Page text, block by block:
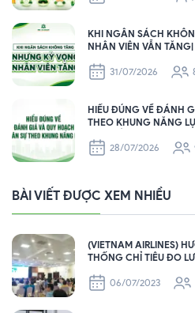
KHI NGÂN SÁCH
NHÂN VIÊN VẪN
31/07/2026
HIỂU ĐÚNG VỀ ĐÁNH
THEO KHUNG NĂNG
28/07/2026
BÀI VIẾT ĐƯỢC XEM NHIỀU
(VIETNAM AIRLINES)
THỐNG CHỈ TIÊU ĐO
06/07/2023